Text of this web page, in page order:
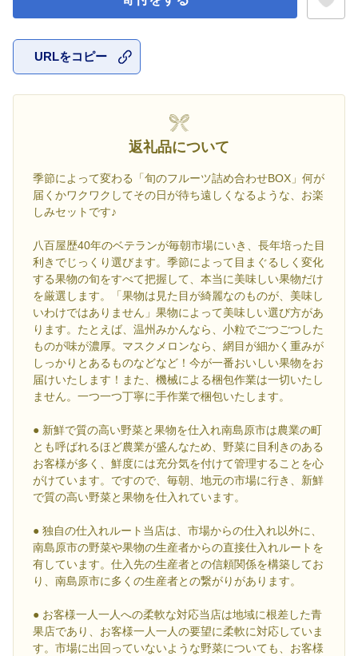
URLをコピー
返礼品について
季節によって変わる「旬のフルーツ詰め合わせBOX」何が
届くかワクワクしてその日が待ち遠しくなるような、お楽
しみセットです♪
八百屋歴40年のベテランが毎朝市場にいき、長年培った目
利きでじっくり選びます。季節によって目まぐるしく変化
する果物の旬をすべて把握して、本当に美味しい果物だけ
を厳選します。「果物は見た目が綺麗なのものが、美味し
いわけではありません」果物によって美味しい選び方があ
ります。たとえば、温州みかんなら、小粒でごつごつした
ものが味が濃厚。マスクメロンなら、網目が細かく重みが
しっかりとあるものなどなど！今が一番おいしい果物をお
届けいたします！また、機械による梱包作業は一切いたし
ません。一つ一つ丁寧に手作業で梱包いたします。
● 新鮮で質の高い野菜と果物を仕入れ南島原市は農業の町
とも呼ばれるほど農業が盛んなため、野菜に目利きのある
お客様が多く、鮮度には充分気を付けて管理することを心
がけています。ですので、毎朝、地元の市場に行き、新鮮
で質の高い野菜と果物を仕入れています。
● 独自の仕入れルート当店は、市場からの仕入れ以外に、
南島原市の野菜や果物の生産者からの直接仕入れルートを
有しています。仕入先の生産者との信頼関係を構築してお
り、南島原市に多くの生産者との繋がりがあります。
● お客様一人一人への柔軟な対応当店は地域に根差した青
果店であり、お客様一人一人の要望に柔軟に対応していま
す。市場に出回っていないような野菜についても、お客様